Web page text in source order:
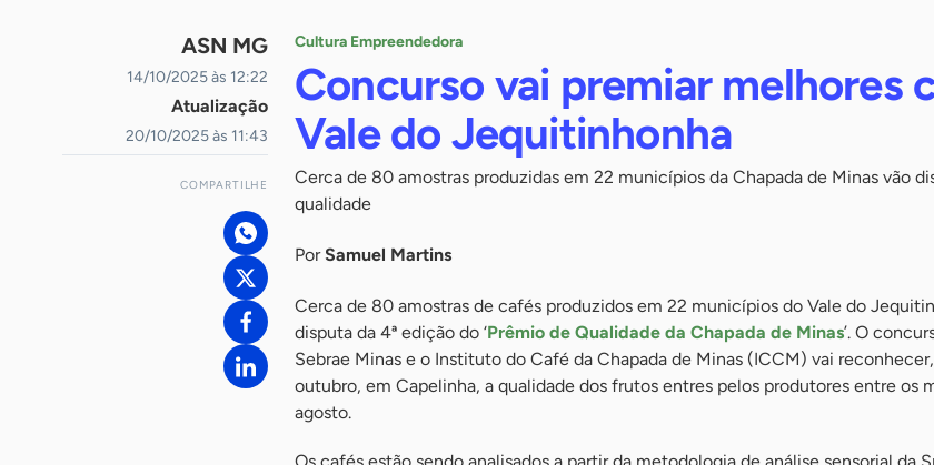
ASN MG
14/10/2025 às 12:22
Atualização
20/10/2025 às 11:43
COMPARTILHE
Cultura Empreendedora
Concurso vai premiar melhores
Vale do Jequitinhonha
Cerca de 80 amostras produzidas em 22 municípios da Chapada de Minas vão
qualidade
PorSamuel Martins
Cerca de 80 amostras de cafés produzidos em 22 municípios do Vale do
disputa da 4ª edição do ‘Prêmio de Qualidade da Chapada de Minas’. O
Sebrae Minas e o Instituto do Café da Chapada de Minas (ICCM) vai
outubro, em Capelinha, a qualidade dos frutos entres pelos produtores entre os
agosto.